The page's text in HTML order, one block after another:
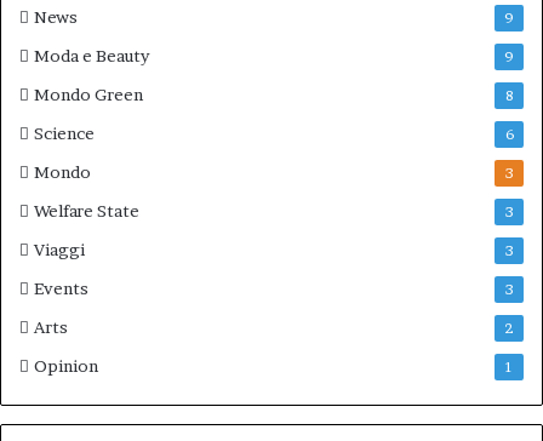
News 9
Moda e Beauty 9
Mondo Green 8
Science 6
Mondo 3
Welfare State 3
Viaggi 3
Events 3
Arts 2
Opinion 1